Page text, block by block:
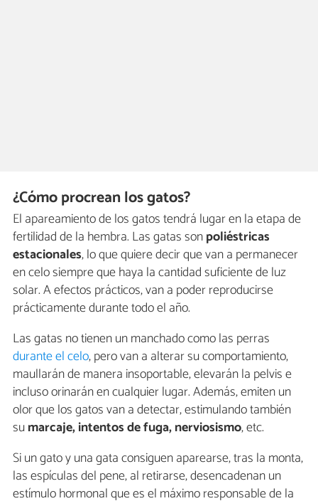
¿Cómo procrean los gatos?
El apareamiento de los gatos tendrá lugar en la etapa de
fertilidad de la hembra. Las gatas sonpoliéstricas
estacionales, lo que quiere decir que van a permanecer
en celo siempre que haya la cantidad suficiente de luz
solar. A efectos prácticos, van a poder reproducirse
prácticamente durante todo el año.
Las gatas no tienen un manchado como las perras
durante el celo, pero van a alterar su comportamiento,
maullarán de manera insoportable, elevarán la pelvis e
incluso orinarán en cualquier lugar. Además, emiten un
olor que los gatos van a detectar, estimulando también
sumarcaje, intentos de fuga, nerviosismo, etc.
Si un gato y una gata consiguen aparearse, tras la monta,
las espículas del pene, al retirarse, desencadenan un
estímulo hormonal que es el máximo responsable de la